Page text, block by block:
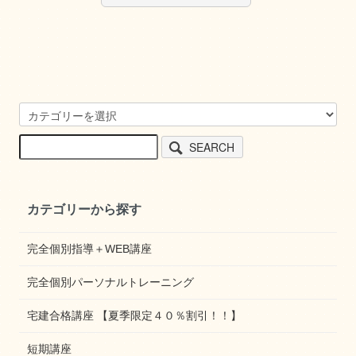
SEARCH
カテゴリーから探す
完全個別指導＋WEB講座
完全個別パーソナルトレーニング
宅建合格講座 【夏季限定４０％割引！！】
短期講座